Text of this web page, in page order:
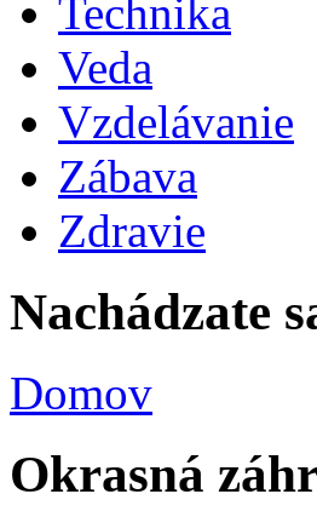
Technika
Veda
Vzdelávanie
Zábava
Zdravie
Nachádzate
Domov
Okrasná